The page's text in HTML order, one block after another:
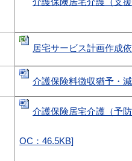
居宅サービス計画作成
介護保険料徴収猶予・
介護保険居宅介護（予
OC：46.5KB]